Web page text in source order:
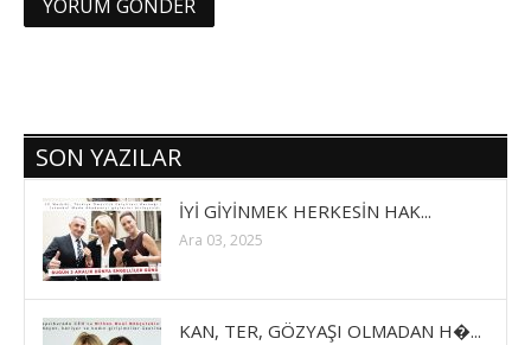
SON YAZILAR
İYİ GİYİNMEK HERKESİN HAK...
Ara 03, 2025
KAN, TER, GÖZYAŞI OLMADAN H�...